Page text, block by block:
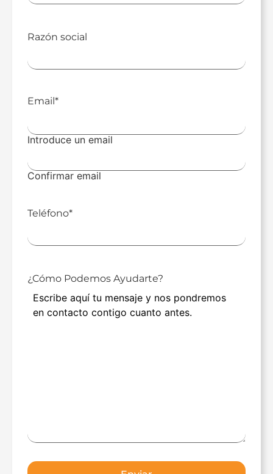
Razón social
Email *
Introduce un email
Confirmar email
Teléfono*
¿Cómo Podemos Ayudarte?